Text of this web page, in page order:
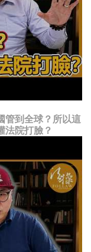
管到全球？所以這
法院打臉？